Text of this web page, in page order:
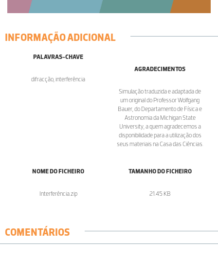
INFORMAÇÃO ADICIONAL
PALAVRAS-CHAVE
difracção, interferência
AGRADECIMENTOS
Simulação traduzida e adaptada de
um original do Professor Wolfgang
Bauer, do Departamento de Física e
Astronomia da Michigan State
University, a quem agradecemos a
disponibilidade para a utilização dos
seus materiais na Casa das Ciências.
NOME DO FICHEIRO
Interferência.zip
TAMANHO DO FICHEIRO
21.45 KB
COMENTÁRIOS